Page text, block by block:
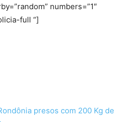
numbers=”1″
full “]